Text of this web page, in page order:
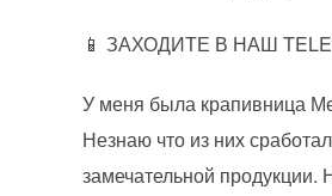
📱 ЗАХОДИТЕ В НАШ
У меня была крапивница
Незнаю что из них
замечательной